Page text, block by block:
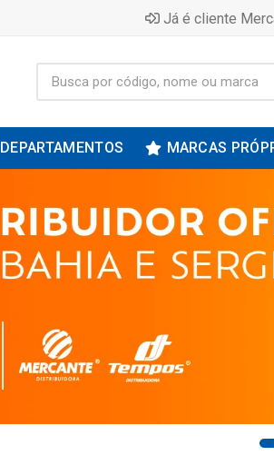
Já é cliente
DEPARTAMENTOS MARCAS